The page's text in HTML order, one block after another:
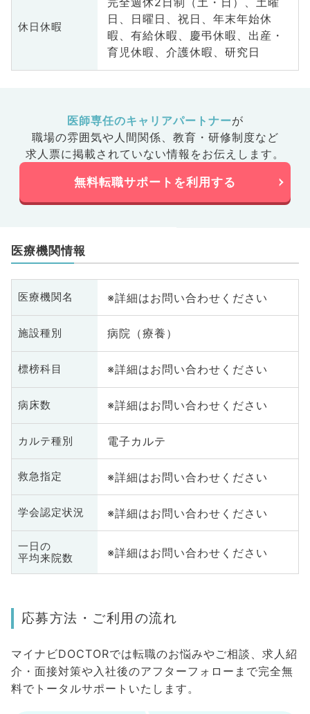
休日休暇
日、日曜日、祝日、年末年始休
暇、有給休暇、慶弔休暇、出産・
育児休暇、介護休暇、研究日
医師専任のキャリアパートナーが
職場の雰囲気や人間関係、 教育・研修制度など
求人票に掲載されていない情報をお伝えします。
無料転職サポートを利用する
医療機関情報
医療機関名 ※詳細はお問い合わせください
施設種別 病院（療養）
標榜科目 ※詳細はお問い合わせください
病床数 ※詳細はお問い合わせください
カルテ種別 電子カルテ
救急指定 ※詳細はお問い合わせください
学会認定状況 ※詳細はお問い合わせください
一日の
平均来院数
※詳細はお問い合わせください
応募方法・ご利用の流れ
マイナビDOCTORでは転職のお悩みやご相談、求人紹
介・面接対策や入社後のアフターフォローまで完全無
料でトータルサポートいたします。